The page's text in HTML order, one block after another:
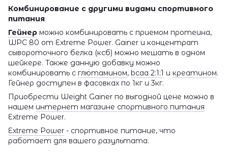
Комбинирование с другими видами спортивного
питания
Гейнер можно комбинировать с приемом протеина,
WPC 80 от Extreme Power. Gainer и концентрат
сывороточного белка (ксб) можно мешать в одном
шейкере. Также данную добавку можно
комбинировать с глютамином, bcaa 2:1:1 и креатином.
Гейнер доступен в фасовках по 1кг и 3кг.
Приобрести Weight Gainer по выгодной цене можно в
нашем интернет магазине спортивного питания
Extreme Power.
Extreme Power - спортивное питание, что
работает для вашего разультата.